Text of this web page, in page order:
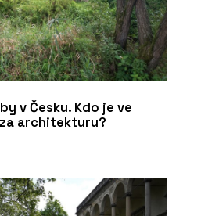
dopravním uzlem
v Česku. Kdo je ve
architekturu?